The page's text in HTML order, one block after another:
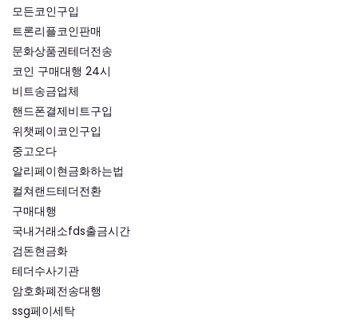
모든코인구입
트론리플코인판매
문화상품권테더전송
코인 구매대행 24시
비트송금업체
핸드폰결제비트구입
위챗페이코인구입
중고오다
알리페이현금화하는법
컬쳐랜드테더전환
구매대행
국내거래소fds출금시간
검돈현금화
테더수사기관
암호화폐전송대행
ssg페이세탁